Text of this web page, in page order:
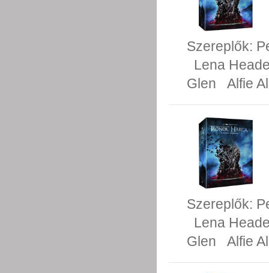
Szereplők:
Lena
Glen
Alfie
Szereplők:
Lena
Glen
Alfie